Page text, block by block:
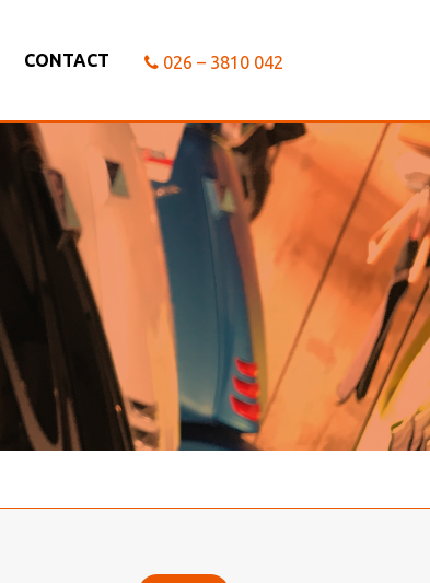
CONTACT 026 – 3810 042